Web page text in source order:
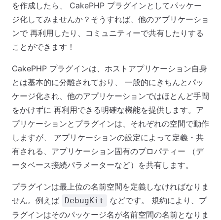
を作成したら、 CakePHP プラグインとしてパッケー
ジ化してみませんか？そうすれば、他のアプリケーショ
ンで 再利用したり、コミュニティーで共有したりする
ことができます！
CakePHP プラグインは、ホストアプリケーション自身
とは基本的に分離されており、 一般的にきちんとパッ
ケージ化され、他のアプリケーションではほとんど手間
をかけずに 再利用できる明確な機能を提供します。ア
プリケーションとプラグインは、それぞれの空間で動作
しますが、 アプリケーションの設定によって定義・共
有される、アプリケーション固有のプロパティー （デ
ータベース接続パラメーターなど）を共有します。
プラグインは最上位の名前空間を定義しなければなりま
せん。例えば
DebugKit
などです。 規約により、プ
ラグインはそのパッケージ名が名前空間の名前となりま